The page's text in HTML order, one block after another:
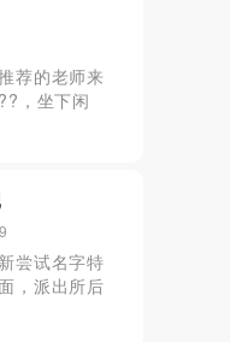
荐的老师来
，坐下闲
得了，赶快
又展示水中
9
尝试名字特
，派出所后
技师说998
高端，门可